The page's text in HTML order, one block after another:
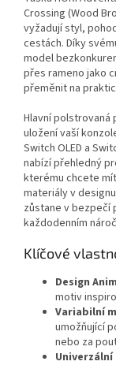
Crossing (Wood
vyžadují styl,
cestách. Díky
model
přes rameno jako
přeměnit na
Hlavní polstrovaná
uložení vaší
Switch OLED a
nabízí přehledný
kterému chcete
materiály v
zůstane v bezpečí
každodenním
Klíčové
Design
motiv
Variabilní
umožňující
nebo za